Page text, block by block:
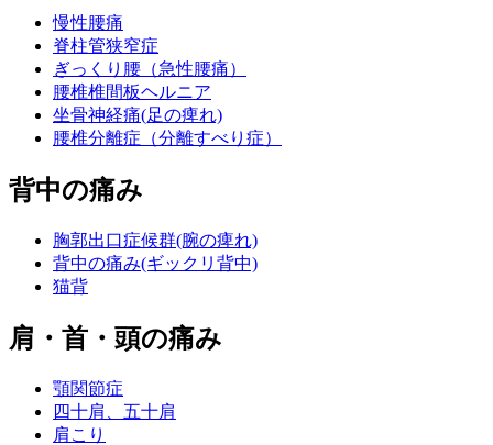
慢性腰痛
脊柱管狭窄症
ぎっくり腰（急性腰痛）
腰椎椎間板ヘルニア
坐骨神経痛(足の痺れ)
腰椎分離症（分離すべり症）
背中の痛み
胸郭出口症候群(腕の痺れ)
背中の痛み(ギックリ背中)
猫背
肩・首・頭の痛み
顎関節症
四十肩、五十肩
肩こり